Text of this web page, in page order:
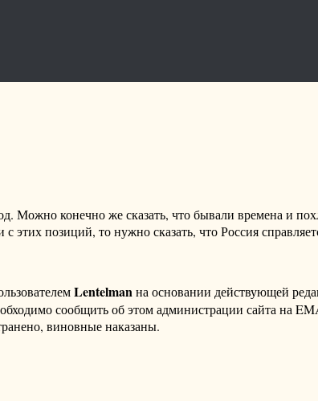
конечно же сказать, что бывали времена и
позиций, то нужно сказать, что Россия
Lentelmanна основании действующей
сообщить об этом администрации сайта на
виновные наказаны.